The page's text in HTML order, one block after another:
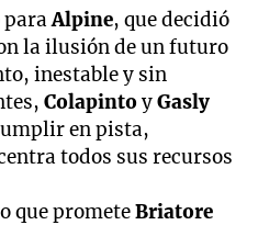
paraAlpine, que decidió
la ilusión de un futuro
inestable y sin
ColapintoyGasly
en pista,
todos sus recursos
que prometeBriatore